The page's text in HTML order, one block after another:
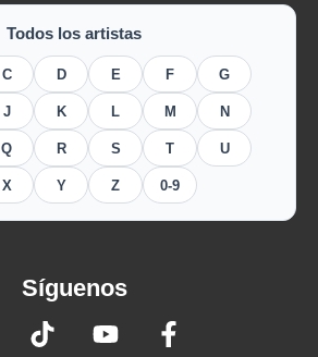
Todos los artistas
C D E F G
J K L M N
Q R S T U
X Y Z 0-9
Síguenos